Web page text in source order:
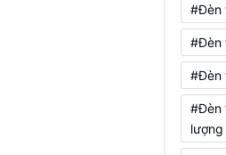
#Đèn
#Đèn
#Đèn
#Đèn
lượng